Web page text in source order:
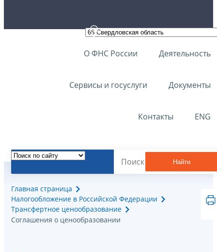
О ФНС России Деятельность
Сервисы и госуслуги Документы
Контакты ENG
Найти
Главная страница
Налогообложение в Российской Федерации
Трансфертное ценообразование
Соглашения о ценообразовании